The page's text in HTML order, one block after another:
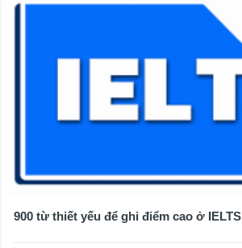
900 từ thiết yếu để ghi điểm cao ở IELTS